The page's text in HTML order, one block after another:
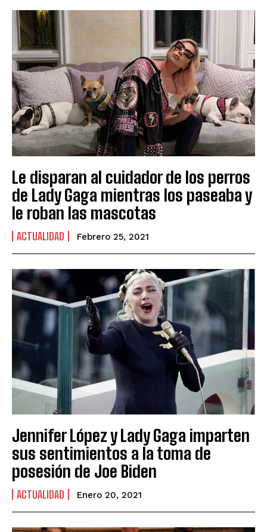
Le disparan al cuidador de los perros
de Lady Gaga mientras los paseaba y
le roban las mascotas
ACTUALIDAD Febrero 25, 2021
Jennifer López y Lady Gaga imparten
sus sentimientos a la toma de
posesión de Joe Biden
ACTUALIDAD Enero 20, 2021